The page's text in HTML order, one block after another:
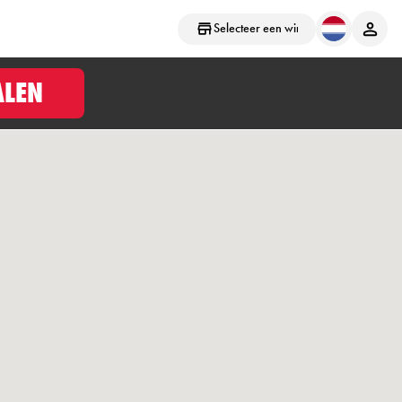
Selecteer een winkel